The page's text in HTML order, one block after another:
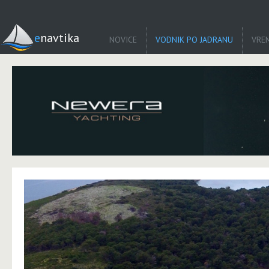
enavtika NOVICE VODNIK PO JADRANU